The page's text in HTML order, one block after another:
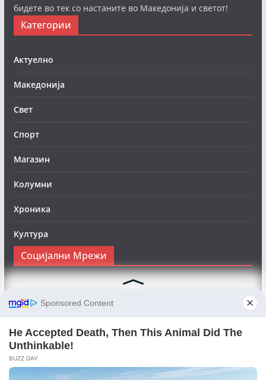
бидете во тек со настаните во Македонија и светот!
Категории
Актуелно
Македонија
Свет
Спорт
Магазин
Колумни
Хроника
Култура
Социјални Мрежи
Следете нè на Фејсбук за да сте во тек со најновите